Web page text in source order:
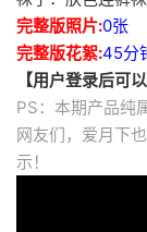
完整版照片:0张
完整版花絮:45分
【用户登录后可
PS：本期产品纯
网友们，爱月下
示！